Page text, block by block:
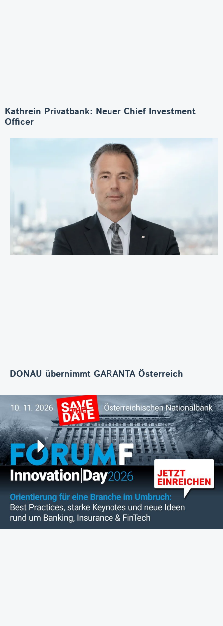
Kathrein Privatbank: Neuer Chief Investment
Officer
DONAU übernimmt GARANTA Österreich